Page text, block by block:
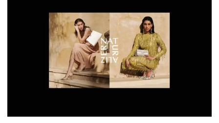
ل
ب
ر
ي
د
ا
إ
ت